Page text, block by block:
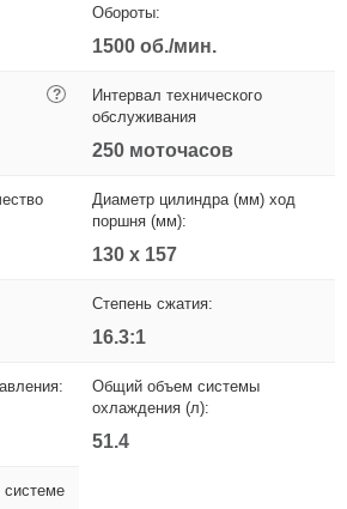
Обороты:
1500 об./мин.
?
Интервал технического
обслуживания
250 моточасов
Диаметр цилиндра (мм) ход
поршня (мм):
130 x 157
Степень сжатия:
16.3:1
Общий объем системы
охлаждения (л):
51.4